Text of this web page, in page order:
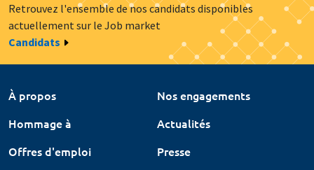
Retrouvez l'ensemble de nos candidats disponibles
actuellement sur le Job market
Candidats
À propos
Nos engagements
Hommage à
Actualités
Offres d'emploi
Presse